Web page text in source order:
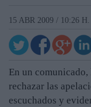
15 ABR 2009 / 10:26 H.
En un
rechazar las
escuchados y